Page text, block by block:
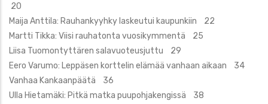
20
Maija Anttila: Rauhankyyhky laskeutui kaupunkiin 22
Martti Tikka: Viisi rauhatonta vuosikymmentä 25
Liisa Tuomontyttären salavuoteusjuttu 29
Eero Varumo: Leppäsen korttelin elämää vanhaan aikaan 34
Vanhaa Kankaanpäätä 36
Ulla Hietamäki: Pitkä matka puupohjakengissä 38